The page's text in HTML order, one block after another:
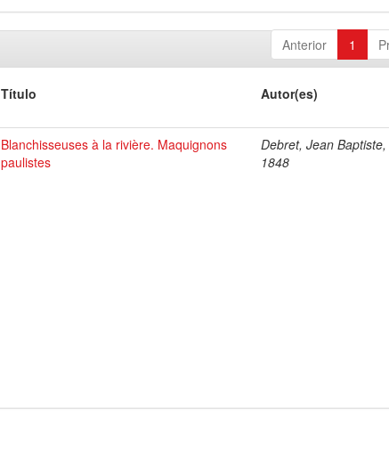
Anterior 1
Título Autor(es)
Blanchisseuses à la rivière. Maquignons
paulistes
Debret, Jean
1848